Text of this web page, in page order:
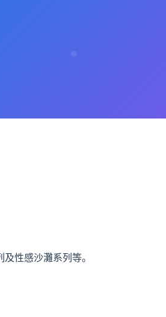
性感沙灘系列等。